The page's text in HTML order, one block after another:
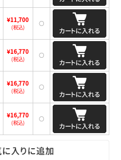
¥11,700
(税込)
○
¥16,770
(税込)
○
¥16,770
(税込)
○
¥16,770
(税込)
○